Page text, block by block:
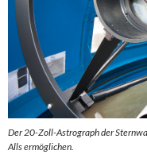
Der 20-Zoll-Astrograph der
Alls ermöglichen.